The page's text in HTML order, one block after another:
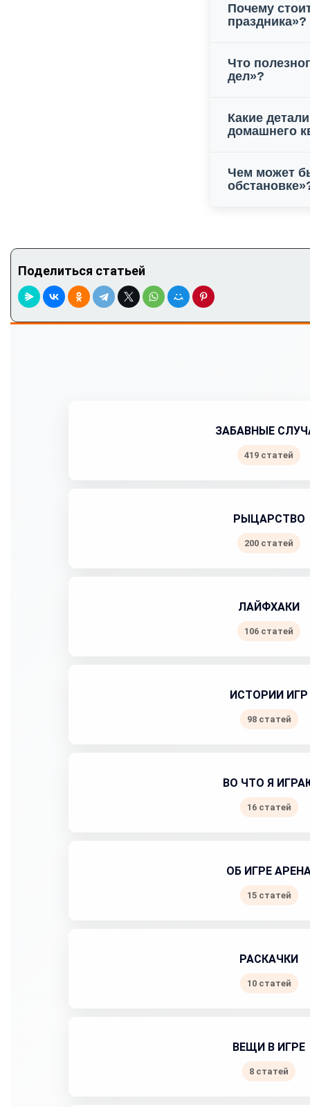
Почему
праздника»?
Что
дел»?
Какие
домашнего
Чем может
Поделиться статьей
ЗАБАВНЫЕ
419 статей
РЫЦАРСТВО
200 статей
ЛАЙФХАКИ
106 статей
ИСТОРИИ ИГР
98 статей
ВО ЧТО Я
16 статей
ОБ ИГРЕ
15 статей
РАСКАЧКИ
10 статей
ВЕЩИ В ИГРЕ
8 статей